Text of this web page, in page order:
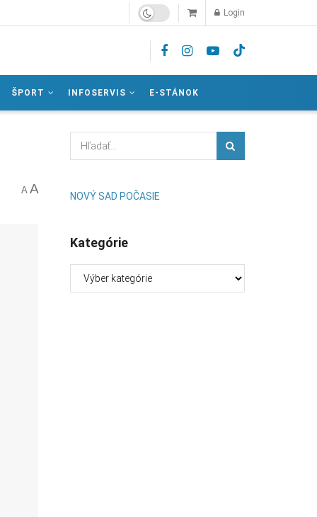
Login
ŠPORT INFOSERVIS E-STÁNOK
A A NOVÝ SAD POČASIE
Kategórie